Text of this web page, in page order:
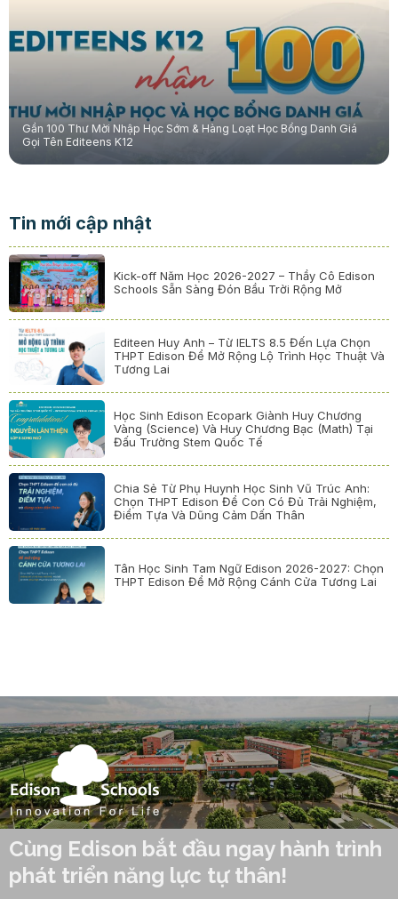
Gần 100 Thư Mời Nhập Học Sớm & Hàng Loạt Học Bổng Danh Giá
Gọi Tên Editeens K12
Tin mới cập nhật
Kick-off Năm Học 2026-2027 – Thầy Cô Edison
Schools Sẵn Sàng Đón Bầu Trời Rộng Mở
Editeen Huy Anh – Từ IELTS 8.5 Đến Lựa Chọn
THPT Edison Để Mở Rộng Lộ Trình Học Thuật Và
Tương Lai
Học Sinh Edison Ecopark Giành Huy Chương
Vàng (Science) Và Huy Chương Bạc (Math) Tại
Đấu Trường Stem Quốc Tế
Chia Sẻ Từ Phụ Huynh Học Sinh Vũ Trúc Anh:
Chọn THPT Edison Để Con Có Đủ Trải Nghiệm,
Điểm Tựa Và Dũng Cảm Dấn Thân
Tân Học Sinh Tam Ngữ Edison 2026-2027: Chọn
THPT Edison Để Mở Rộng Cánh Cửa Tương Lai
Cùng Edison bắt đầu ngay hành trình
phát triển năng lực tự thân!